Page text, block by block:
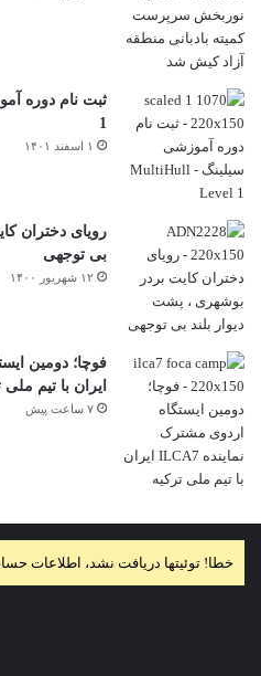
1
۱ اسفند ۱۴۰۱
رویای دختران
بی توجهی
۱۲ شهریور ۱۴۰۰
ایران با تیم ملی
۷ ساعت پیش
خطا! توئیتها دریافت نشد، اطلاعات